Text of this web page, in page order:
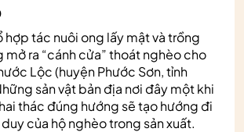
hợp tác nuôi ong lấy mật và trồng
mở ra “cánh cửa” thoát nghèo cho
Lộc (huyện Phước Sơn, tỉnh
sản vật bản địa nơi đây một khi
thác đúng hướng sẽ tạo hướng đi
của hộ nghèo trong sản xuất.